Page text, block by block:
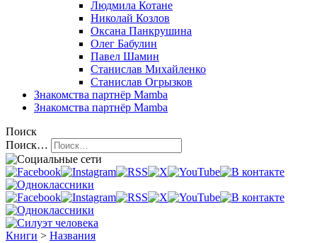
Людмила Котане
Николай Козлов
Оксана Панкрушина
Олег Бабулин
Павел Шамин
Станислав Михайленко
Станислав Огрызков
Знакомства партнёр Mamba
Знакомства партнёр Mamba
Поиск
Поиск…
Книги > Названия